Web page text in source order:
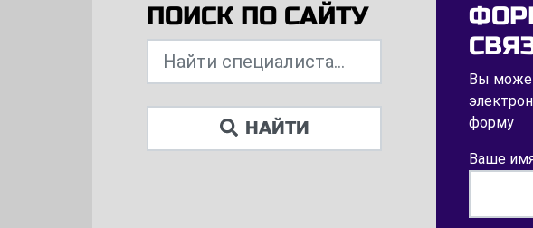
ПОИСК ПО САЙТУ
НАЙТИ
Вы
форму
Ваше